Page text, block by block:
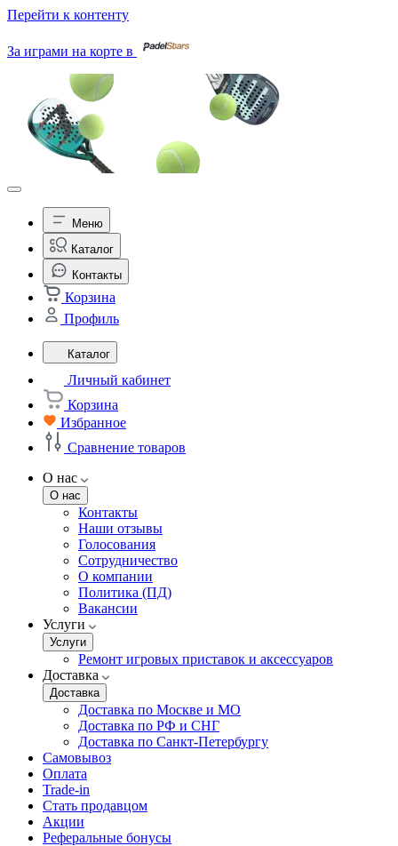
Перейти к контенту
За играми на корте в
Меню
Каталог
Контакты
Корзина
Профиль
Каталог
Личный кабинет
Корзина
Избранное
Сравнение товаров
О нас
О нас
Контакты
Наши отзывы
Голосования
Сотрудничество
О компании
Политика (ПД)
Вакансии
Услуги
Услуги
Ремонт игровых приставок и аксессуаров
Доставка
Доставка
Доставка по Москве и МО
Доставка по РФ и СНГ
Доставка по Санкт-Петербургу
Самовывоз
Оплата
Trade-in
Стать продавцом
Акции
Реферальные бонусы